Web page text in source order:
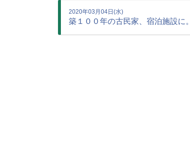
2020年03月04日(水)
築１００年の古民家、宿泊施設に。